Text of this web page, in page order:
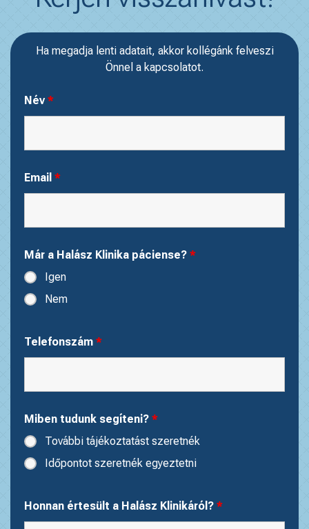
Ha megadja lenti adatait, akkor kollégánk felveszi
Önnel a kapcsolatot.
Név *
Email *
Már a Halász Klinika páciense? *
Igen
Nem
Telefonszám *
Miben tudunk segíteni? *
További tájékoztatást szeretnék
Időpontot szeretnék egyeztetni
Honnan értesült a Halász Klinikáról? *